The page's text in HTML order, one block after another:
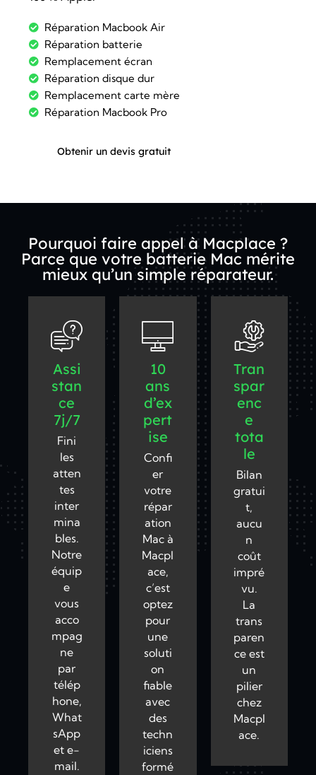
Réparation Macbook Air
Réparation batterie
Remplacement écran
Réparation disque dur
Remplacement carte mère
Réparation Macbook Pro
Obtenir un devis gratuit
Pourquoi faire appel à Macplace ?
Parce que votre batterie Mac mérite
mieux qu’un simple réparateur.
Assi
stan
ce
7j/7
Fini
les
atten
tes
inter
mina
bles.
Notre
équip
e
vous
acco
mpag
ne
par
télép
hone,
What
sApp
et e-
mail.
10
ans
d’ex
pert
ise
Confi
er
votre
répar
ation
Mac à
Macpl
ace,
c’est
optez
pour
une
soluti
on
fiable
avec
des
techn
iciens
formé
Tran
spar
enc
e
tota
le
Bilan
gratui
t,
aucu
n
coût
impré
vu.
La
trans
paren
ce est
un
pilier
chez
Macpl
ace.